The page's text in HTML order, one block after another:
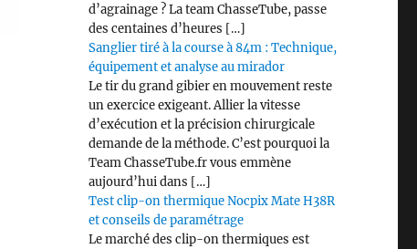
d’agrainage ? La team ChasseTube, passe
des centaines d’heures […]
Sanglier tiré à la course à 84m : Technique,
équipement et analyse au mirador
Le tir du grand gibier en mouvement reste
un exercice exigeant. Allier la vitesse
d’exécution et la précision chirurgicale
demande de la méthode. C’est pourquoi la
Team ChasseTube.fr vous emmène
aujourd’hui dans […]
Test clip-on thermique Nocpix Mate H38R
et conseils de paramétrage
Le marché des clip-on thermiques est